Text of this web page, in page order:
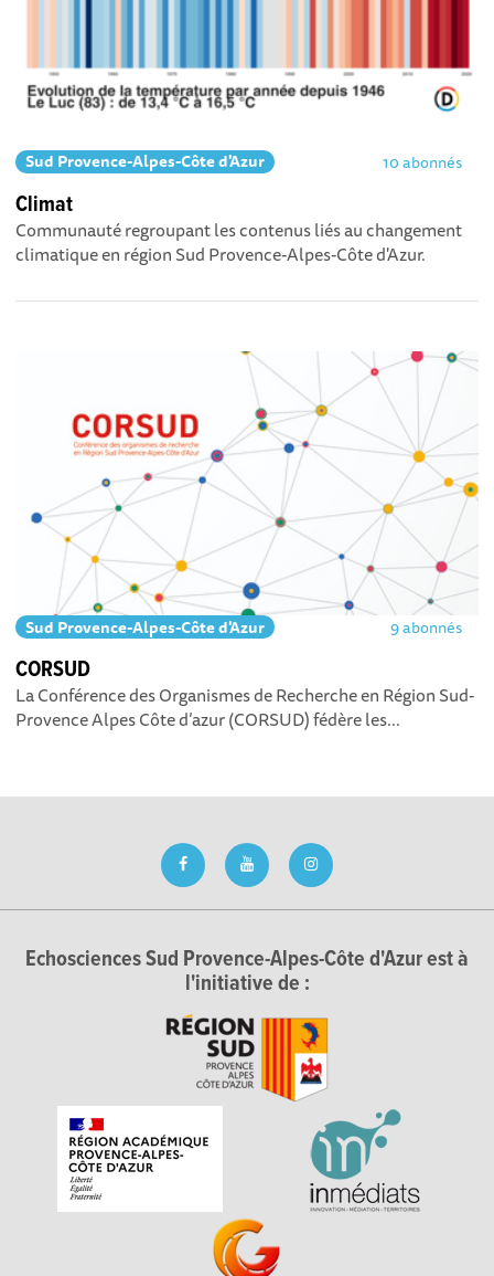
Sud Provence-Alpes-Côte d'Azur 10 abonnés
Climat
Communauté regroupant les contenus liés au changement
climatique en région Sud Provence-Alpes-Côte d'Azur.
Sud Provence-Alpes-Côte d'Azur 9 abonnés
CORSUD
La Conférence des Organismes de Recherche en Région Sud-
Provence Alpes Côte d’azur (CORSUD) fédère les...
Echosciences Sud Provence-Alpes-Côte d'Azur est à
l'initiative de :